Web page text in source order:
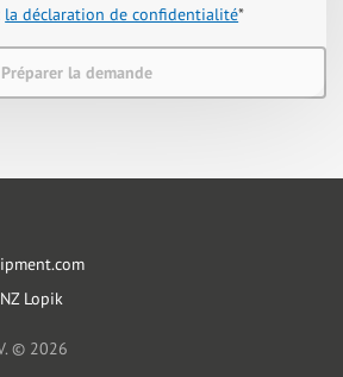
la déclaration de confidentialité*
Préparer la demande
Lopik
© 2026